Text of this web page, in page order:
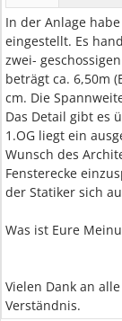
In der Anlage
eingestellt. Es
zwei-
beträgt ca. 6,50m
cm. Die
Das Detail gibt es
1.OG liegt ein
Wunsch des
Fensterecke
der Statiker sich
Was ist Eure
Vielen Dank an
Verständnis.